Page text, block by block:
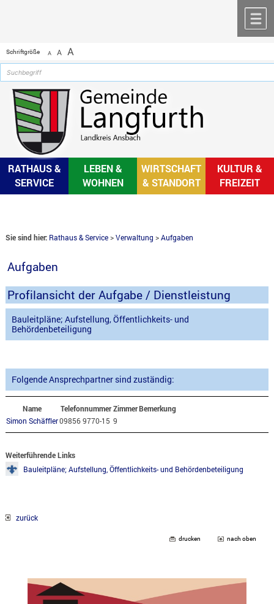
Schriftgröße A A A
RATHAUS &
SERVICE
LEBEN &
WOHNEN
WIRTSCHAFT
& STANDORT
KULTUR &
FREIZEIT
Sie sind hier: Rathaus & Service>Verwaltung >Aufgaben
Aufgaben
Profilansicht der Aufgabe / Dienstleistung
Bauleitpläne; Aufstellung, Öffentlichkeits- und
Behördenbeteiligung
Folgende Ansprechpartner sind zuständig:
Name Telefonnummer ZimmerBemerkung
Simon Schäffler09856 9770-15 9
Weiterführende Links
Bauleitpläne; Aufstellung, Öffentlichkeits- und Behördenbeteiligung
zurück
drucken nach oben